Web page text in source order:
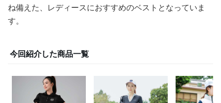
ね備えた、レディースにおすすめのベストとなっていま
す。
今回紹介した商品一覧